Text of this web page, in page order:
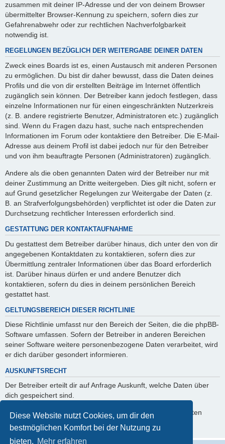
Diese Website nutzt Cookies, um dir den
bestmöglichen Komfort bei der Nutzung zu
bieten. Mehr erfahren
zusammen mit deiner IP-Adresse und der von deinem Browser
übermittelter Browser-Kennung zu speichern, sofern dies zur
Gefahrenabwehr oder zur rechtlichen Nachverfolgbarkeit
notwendig ist.
REGELUNGEN BEZÜGLICH DER WEITERGABE DEINER DATEN
Zweck eines Boards ist es, einen Austausch mit anderen Personen
zu ermöglichen. Du bist dir daher bewusst, dass die Daten deines
Profils und die von dir erstellten Beiträge im Internet öffentlich
zugänglich sein können. Der Betreiber kann jedoch festlegen, dass
einzelne Informationen nur für einen eingeschränkten Nutzerkreis
(z. B. andere registrierte Benutzer, Administratoren etc.) zugänglich
sind. Wenn du Fragen dazu hast, suche nach entsprechenden
Informationen im Forum oder kontaktiere den Betreiber. Die E-Mail-
Adresse aus deinem Profil ist dabei jedoch nur für den Betreiber
und von ihm beauftragte Personen (Administratoren) zugänglich.
Andere als die oben genannten Daten wird der Betreiber nur mit
deiner Zustimmung an Dritte weitergeben. Dies gilt nicht, sofern er
auf Grund gesetzlicher Regelungen zur Weitergabe der Daten (z.
B. an Strafverfolgungsbehörden) verpflichtet ist oder die Daten zur
Durchsetzung rechtlicher Interessen erforderlich sind.
GESTATTUNG DER KONTAKTAUFNAHME
Du gestattest dem Betreiber darüber hinaus, dich unter den von dir
angegebenen Kontaktdaten zu kontaktieren, sofern dies zur
Übermittlung zentraler Informationen über das Board erforderlich
ist. Darüber hinaus dürfen er und andere Benutzer dich
kontaktieren, sofern du dies in deinem persönlichen Bereich
gestattet hast.
GELTUNGSBEREICH DIESER RICHTLINIE
Diese Richtlinie umfasst nur den Bereich der Seiten, die die phpBB-
Software umfassen. Sofern der Betreiber in anderen Bereichen
seiner Software weitere personenbezogene Daten verarbeitet, wird
er dich darüber gesondert informieren.
AUSKUNFTSRECHT
Der Betreiber erteilt dir auf Anfrage Auskunft, welche Daten über
dich gespeichert sind.
Du kannst jederzeit die Löschung bzw. Sperrung deiner Daten
verlangen. Kontaktiere hierzu bitte den Betreiber.